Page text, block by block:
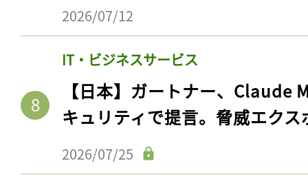
2026/07/12
IT・ビジネスサービス
【日本】ガートナー、Claude
キュリティで提言。脅威エク
2026/07/25